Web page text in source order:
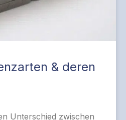
& deren
Unterschied zwischen